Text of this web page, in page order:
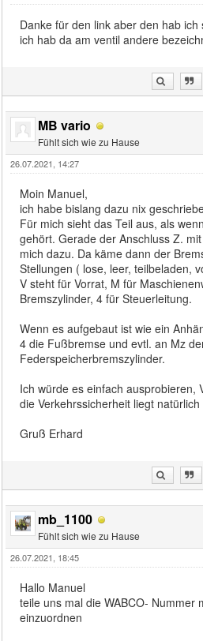
Danke für den link aber den hab
ich hab da am ventil andere
MB vario
Fühlt sich wie zu Hause
26.07.2021, 14:27
Moin Manuel,
ich habe bislang dazu nix
Für mich sieht das Teil aus, als
gehört. Gerade der Anschluss Z.
mich dazu. Da käme dann der
Stellungen ( lose, leer, teilbeladen,
V steht für Vorrat, M für
Bremszylinder, 4 für Steuerleitung.
Wenn es aufgebaut ist wie ein
4 die Fußbremse und evtl. an Mz
Federspeicherbremszylinder.
Ich würde es einfach ausprobieren,
die Verkehrssicherheit liegt
Gruß Erhard
mb_1100
Fühlt sich wie zu Hause
26.07.2021, 18:45
Hallo Manuel
teile uns mal die WABCO- Nummer
einzuordnen